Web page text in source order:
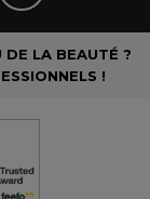
DE LA BEAUTÉ ?
!